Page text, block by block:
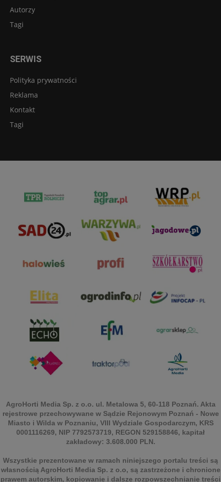
Autorzy
Tagi
SERWIS
Polityka prywatności
Reklama
Kontakt
Tagi
AgroHorti Media Sp. z o.o. ul. Metalowa 5, 60-118 Poznań. Akta
rejestrowe przechowywane w Sądzie Rejonowym Poznań - Nowe
Miasto i Wilda w Poznaniu, VIII Wydziale Gospodarczym, KRS
0001116269, NIP 7792573719, REGON 529158846, kapitał
zakładowy: 3.608.000 PLN.
Wszystkie prezentowane w ramach niniejszego portalu treści są
własnością AgroHorti Media Sp. z o.o, są zastrzeżone i chronione
prawem autorskim, kopiowanie i dalsze rozpowszechnianie treści